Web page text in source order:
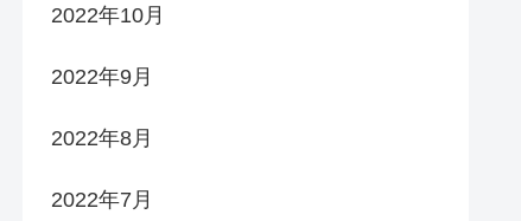
2022年10月
2022年9月
2022年8月
2022年7月